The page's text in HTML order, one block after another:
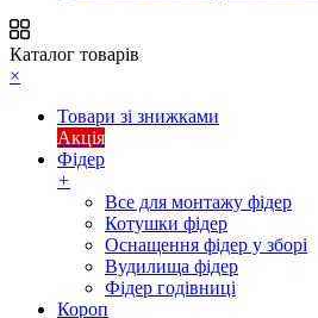
Каталог товарів
×
Товари зі знижками
Акція
Фідер
+
Все для монтажу фідер
Котушки фідер
Оснащення фідер у зборі
Вудилища фідер
Фідер годівниці
Короп